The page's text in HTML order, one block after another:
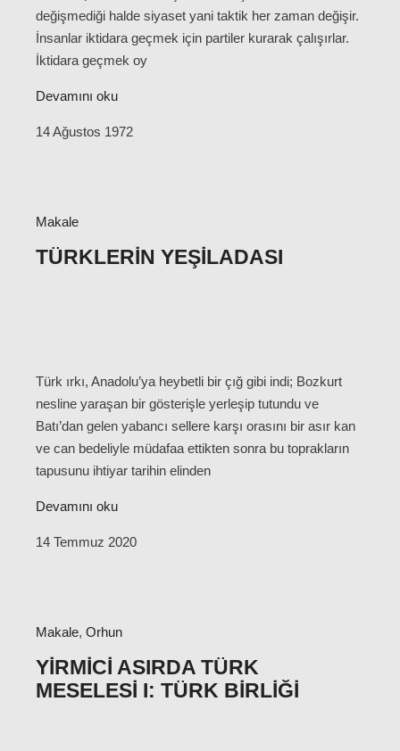
değişmediği halde siyaset yani taktik her zaman değişir.
İnsanlar iktidara geçmek için partiler kurarak çalışırlar.
İktidara geçmek oy
Devamını oku
14 Ağustos 1972
Makale
TÜRKLERIN YEŞILADASI
Türk ırkı, Anadolu’ya heybetli bir çığ gibi indi; Bozkurt
nesline yaraşan bir gösterişle yerleşip tutundu ve
Batı’dan gelen yabancı sellere karşı orasını bir asır kan
ve can bedeliyle müdafaa ettikten sonra bu toprakların
tapusunu ihtiyar tarihin elinden
Devamını oku
14 Temmuz 2020
Makale, Orhun
YIRMICI ASIRDA TÜRK
MESELESI I: TÜRK BIRLIĞI